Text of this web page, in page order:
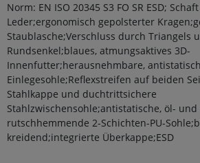
Norm: EN ISO 20345 S3 FO SR ESD;
Leder;ergonomisch gepolsterter
Staublasche;Verschluss durch Triangels
Rundsenkel;blaues, atmungsaktives 3D-
Innenfutter;herausnehmbare,
Einlegesohle;Reflexstreifen auf beiden
Stahlkappe und duchtrittsichere
Stahlzwischensohle;antistatische, öl-
rutschhemmende 2-Schichten-PU-
kreidend;integrierte Überkappe;ESD